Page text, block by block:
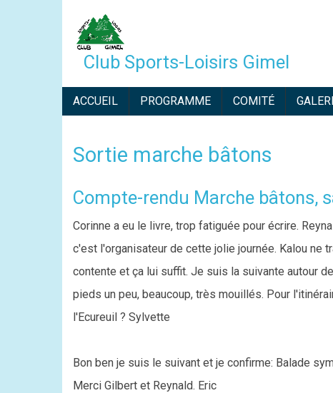
Club Sports-Loisirs Gimel
NAVIGATION
PRINCIPALE
ACCUEIL PROGRAMME COMITÉ
Sortie marche bâtons
Compte-rendu Marche bâtons,
Corinne a eu le livre, trop fatiguée pour écrire.
c'est l'organisateur de cette jolie journée. Kalou ne
contente et ça lui suffit. Je suis la suivante autour
pieds un peu, beaucoup, très mouillés. Pour
l'Ecureuil ? Sylvette
Bon ben je suis le suivant et je confirme: Balade
Merci Gilbert et Reynald. Eric